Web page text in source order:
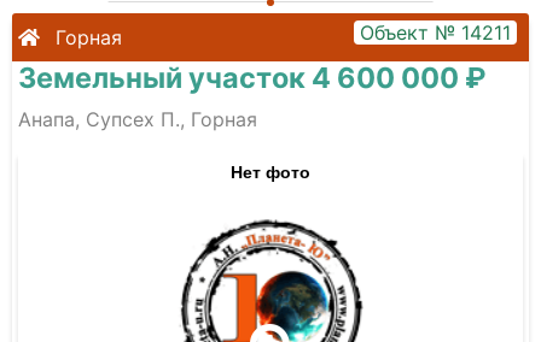
Горная Объект № 14211
Земельный участок 4 600 000 ₽
Анапа, Супсех П., Горная
Нет фото